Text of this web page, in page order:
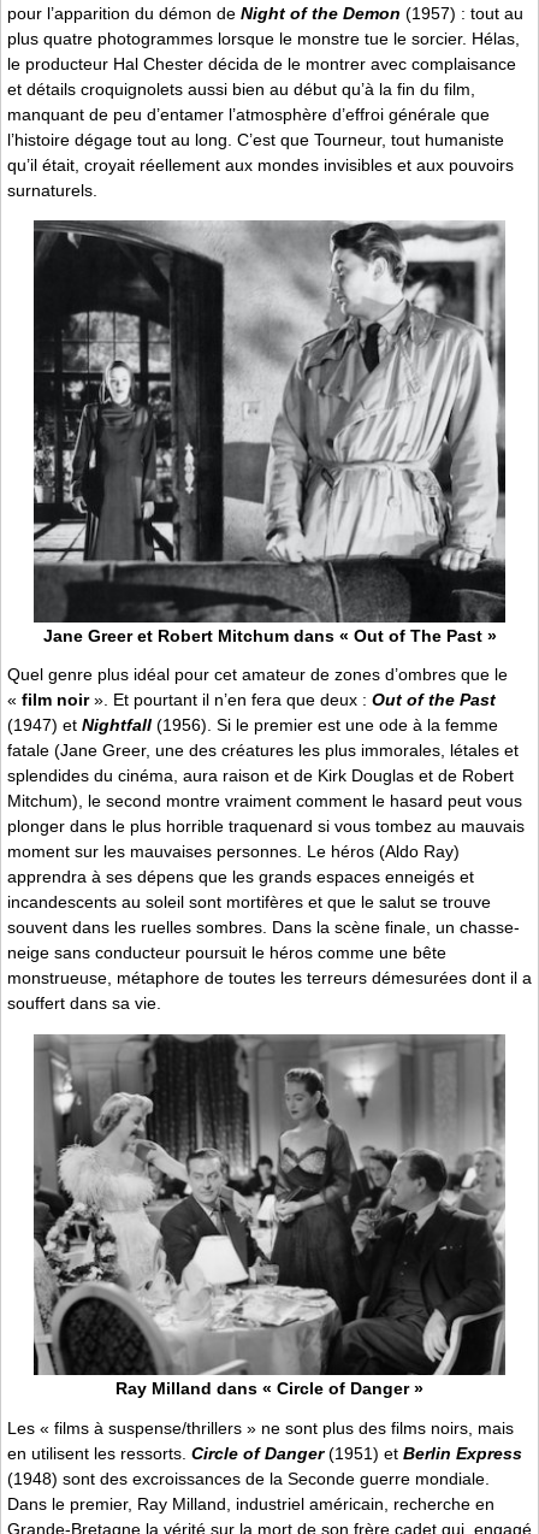
pour l’apparition du démon de Night of the Demon (1957) : tout au
plus quatre photogrammes lorsque le monstre tue le sorcier. Hélas,
le producteur Hal Chester décida de le montrer avec complaisance
et détails croquignolets aussi bien au début qu’à la fin du film,
manquant de peu d’entamer l’atmosphère d’effroi générale que
l’histoire dégage tout au long. C’est que Tourneur, tout humaniste
qu’il était, croyait réellement aux mondes invisibles et aux pouvoirs
surnaturels.
Jane Greer et Robert Mitchum dans « Out of The Past »
Quel genre plus idéal pour cet amateur de zones d’ombres que le
« film noir». Et pourtant il n’en fera que deux : Out of the Past
(1947) et Nightfall (1956). Si le premier est une ode à la femme
fatale (Jane Greer, une des créatures les plus immorales, létales et
splendides du cinéma, aura raison et de Kirk Douglas et de Robert
Mitchum), le second montre vraiment comment le hasard peut vous
plonger dans le plus horrible traquenard si vous tombez au mauvais
moment sur les mauvaises personnes. Le héros (Aldo Ray)
apprendra à ses dépens que les grands espaces enneigés et
incandescents au soleil sont mortifères et que le salut se trouve
souvent dans les ruelles sombres. Dans la scène finale, un chasse-
neige sans conducteur poursuit le héros comme une bête
monstrueuse, métaphore de toutes les terreurs démesurées dont il a
souffert dans sa vie.
Ray Milland dans « Circle of Danger »
Les « films à suspense/thrillers » ne sont plus des films noirs, mais
en utilisent les ressorts. Circle of Danger (1951) et Berlin Express
(1948) sont des excroissances de la Seconde guerre mondiale.
Dans le premier, Ray Milland, industriel américain, recherche en
Grande-Bretagne la vérité sur la mort de son frère cadet qui, engagé